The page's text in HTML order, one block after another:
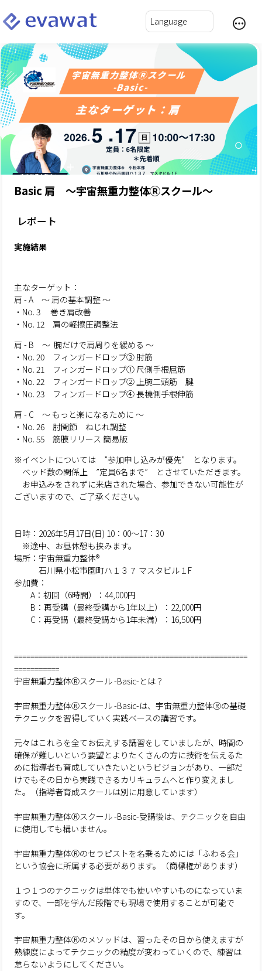
Basic 肩 ～宇宙無重力整体Ⓡスクール～
レポート
実施結果
主なターゲット：
肩 - A ～ 肩の基本調整 ～
・No. 3 巻き肩改善
・No. 12 肩の軽擦圧調整法
肩 - B ～ 腕だけで肩周りを緩める ～
・No. 20 フィンガードロップ③ 肘筋
・No. 21 フィンガードロップ① 尺側手根屈筋
・No. 22 フィンガードロップ② 上腕二頭筋 腱
・No. 23 フィンガードロップ④ 長橈側手根伸筋
肩 - C ～ もっと楽になるために ～
・No. 26 肘関節 ねじれ調整
・No. 55 筋膜リリース 簡易版
※イベントについては ”参加申し込みが優先” となります。
ベッド数の関係上 ”定員6名まで” とさせていただきます。
お申込みをされずに来店された場合、参加できない可能性が
ございますので、ご了承ください。
日時：2026年5月17日(日) 10：00～17：30
※途中、お昼休憩も挟みます。
場所：宇宙無重力整体®
石川県小松市園町ハ１３７ マスタビル１F
参加費：
A：初回（6時間）：44,000円
B：再受講（最終受講から1年以上）：22,000円
C：再受講（最終受講から1年未満）：16,500円
=========================================================
===========
宇宙無重力整体Ⓡスクール -Basic-とは？
宇宙無重力整体Ⓡスクール -Basic-は、宇宙無重力整体Ⓡの基礎
テクニックを習得していく実践ベースの講習です。
元々はこれらを全てお伝えする講習をしていましたが、時間の
確保が難しいという要望とよりたくさんの方に技術を伝えるた
めに指導者も育成していきたいというビジョンがあり、一部だ
けでもその日から実践できるカリキュラムへと作り変えまし
た。（指導者育成スクールは別に用意しています）
宇宙無重力整体Ⓡスクール -Basic-受講後は、テクニックを自由
に使用しても構いません。
宇宙無重力整体Ⓡのセラピストを名乗るためには「ふわる会」
という協会に所属する必要があります。（商標権があります）
１つ１つのテクニックは単体でも使いやすいものになっていま
すので、一部を学んだ段階でも現場で使用することが可能で
す。
宇宙無重力整体Ⓡのメソッドは、習ったその日から使えますが
熟練度によってテクニックの精度が変わっていくので、練習は
怠らないようにしてください。